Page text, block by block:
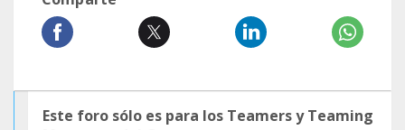
Este foro sólo es para los Teamers y Teaming